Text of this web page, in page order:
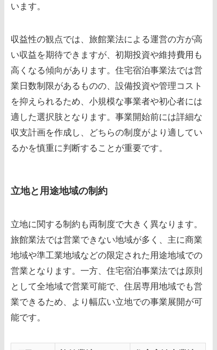
います。
収益性の観点では、旅館業法による運営の方が高
い収益を期待できますが、初期投資や維持費用も
高くなる傾向があります。住宅宿泊事業法では営
業日数制限があるものの、設備投資や管理コスト
を抑えられるため、小規模な事業者や初心者には
適した選択肢となります。事業開始前には詳細な
収支計画を作成し、どちらの制度がより適してい
るかを慎重に判断することが重要です。
立地と用途地域の制約
立地に関する制約も両制度で大きく異なります。
旅館業法では営業できない地域が多く、主に商業
地域や準工業地域などの限定された用途地域での
営業となります。一方、住宅宿泊事業法では原則
として全地域で営業可能で、住居専用地域でも営
業できるため、より幅広い立地での事業展開が可
能です。